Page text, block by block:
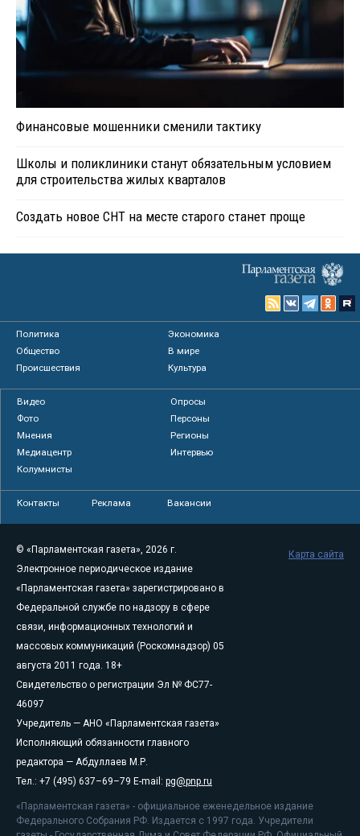
Финансовые мошенники сменили тактику
Школы и поликлиники станут обязательным условием
для строительства жилых кварталов
Создать новое СНТ на месте старого станет проще
Политика
Экономика
Общество
В мире
Происшествия
Культура
Видео
Опросы
Фото
Персоны
Мнения
Регионы
Медиацентр
Интервью
Колумнисты
Контакты Реклама Вакансии
© «Парламентская газета», 2026 г.
Электронное периодическое издание
«Парламентская газета» зарегистрировано в
Федеральной службе по надзору в сфере
связи, информационных технологий и
массовых коммуникаций (Роскомнадзор) 05
августа 2011 года. 18+
Свидетельство о регистрации Эл № ФС77-
46097
Учредитель — АНО «Парламентская газета»
Исполняющий обязанности главного
редактора — Абдуллаев М.Р.
Тел.: +7 (495) 637–69–79 E-mail: pg@pnp.ru
«Парламентская газета» - официальное еженедельное издание
Федерального Собрания РФ. Издается с 1997 года. Учредители
Карта сайта